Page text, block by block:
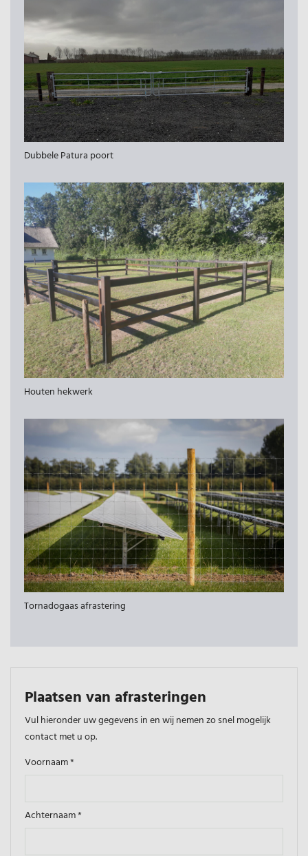
Dubbele Patura poort
Houten hekwerk
Tornadogaas afrastering
Plaatsen van afrasteringen
Vul hieronder uw gegevens in en wij nemen zo snel mogelijk
contact met u op.
Voornaam *
Achternaam *